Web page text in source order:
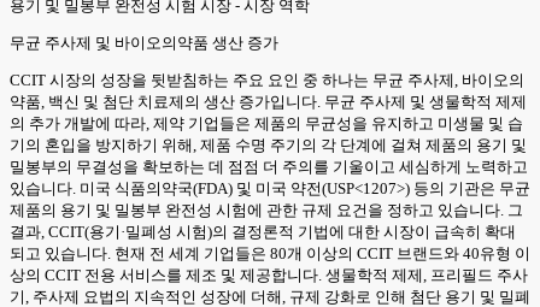
용기 및 밀봉부 완전성 시험 시장 - 시장 역학
무균 주사제 및 바이오의약품 생산 증가
CCIT 시장의 성장을 뒷받침하는 주요 요인 중 하나는 무균 주사제, 바이오의
약품, 백신 및 첨단 치료제의 생산 증가입니다. 무균 주사제 및 생물학적 제제
의 추가 개발에 따라, 제약 기업들은 제품의 무균성을 유지하고 미생물 및 습
기의 혼입을 방지하기 위해, 제품 수명 주기의 각 단계에 걸쳐 제품의 용기 및
밀봉부의 무결성을 확보하는 데 점점 더 주의를 기울이고 세심하게 노력하고
있습니다. 미국 식품의약국(FDA) 및 미국 약전(USP<1207>) 등의 기관은 무균
제품의 용기 및 밀봉부 완전성 시험에 관한 규제 요건을 정하고 있습니다. 그
결과, CCIT(용기·밀폐성 시험)의 결정론적 기법에 대한 시장이 급속히 확대
되고 있습니다. 현재 전 세계 기업들은 80개 이상의 CCIT 브랜드와 40유형 이
상의 CCIT 전용 서비스를 제조 및 제공합니다. 생물학적 제제, 프리필드 주사
기, 주사제 요법의 지속적인 성장에 더해, 규제 강화로 인해 첨단 용기 및 밀폐